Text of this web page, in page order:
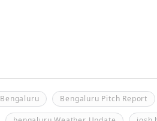
Bengaluru Bengaluru Pitch Report